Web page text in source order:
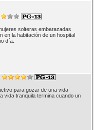
solteras embarazadas
en la habitación de un hospital
día.
para gozar de una vida
vida tranquila termina cuando un